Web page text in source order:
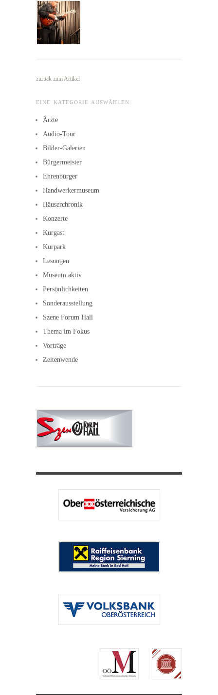
zurück zum Artikel
EINE KATEGORIE AUSWÄHLEN:
Ärzte
Audio-Tour
Bilder-Galerien
Bürgermeister
Ehrenbürger
Handwerkermuseum
Häuserchronik
Konzerte
Kurgast
Kurpark
Lesungen
Museum aktiv
Persönlichkeiten
Sonderausstellung
Szene Forum Hall
Thema im Fokus
Vorträge
Zeitenwende